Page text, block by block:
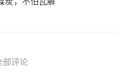
部评论